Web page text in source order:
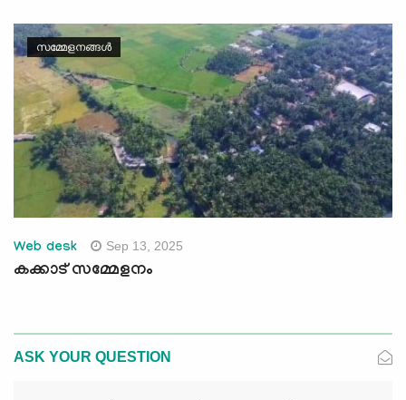
സമ്മേളനങ്ങൾ
Web desk Sep 13, 2025
കക്കാട് സമ്മേളനം
ASK YOUR QUESTION